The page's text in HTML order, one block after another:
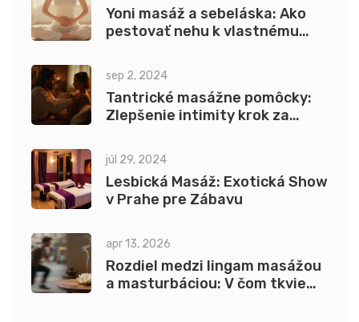
Yoni masáž a sebeláska: Ako
pestovať nehu k vlastnému
sep 2, 2024
Tantrické masážne pomôcky:
Zlepšenie intimity krok za
júl 29, 2024
Lesbická Masáž: Exotická Show
v Prahe pre Zábavu
apr 13, 2026
Rozdiel medzi lingam masážou
a masturbáciou: V čom tkvie